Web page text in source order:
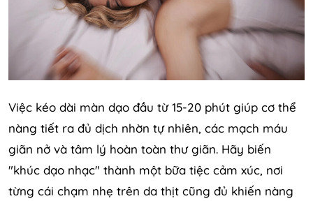
Việc kéo dài màn dạo đầu từ 15-20 phút giúp cơ thể
nàng tiết ra đủ dịch nhờn tự nhiên, các mạch máu
giãn nở và tâm lý hoàn toàn thư giãn. Hãy biến
"khúc dạo nhạc" thành một bữa tiệc cảm xúc, nơi
từng cái chạm nhẹ trên da thịt cũng đủ khiến nàng